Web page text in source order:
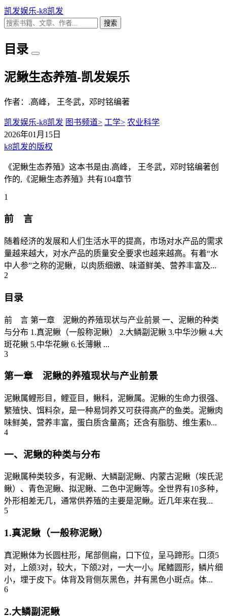
凯发娱乐-k8凯发
搜索
目录
泥鳅生态养殖-凯发娱乐
作者：.高峰， 王冬武，邓时铭编著
凯发娱乐-k8凯发 图书频道> 工学> 农业科学
2026年01月15日
k8凯发的版权
《泥鳅生态养殖》这本书是由.高峰， 王冬武，邓时铭编著创
作的,《泥鳅生态养殖》共有104章节
1
前 言
随着经济的发展和人们生活水平的提高，市场对水产品的需求
量越来越大，对水产品的质量安全要求也越来越高。有着“水
中人参”之称的泥鳅，以肉质细嫩、味道鲜美、营养丰富及...
2
目录
前 言 第一章 泥鳅的养殖现状与产业前景 一、泥鳅的种类
与分布 1.真泥鳅（一般称泥鳅） 2.大鳞副泥鳅 3.中华沙鳅 4.大
斑花鳅 5.中华花鳅 6.长薄鳅 ...
3
第一章 泥鳅的养殖现状与产业前景
泥鳅属鲤形目，鲤亚目，鳅科，泥鳅属。泥鳅的生命力很强、
繁殖快、饵料杂，是一种易饲养又可获得高产的鱼类。泥鳅肉
味鲜美，营养丰富，蛋白质含量高；还含有脂肪、维生素b...
4
一、泥鳅的种类与分布
泥鳅属种类较多，有泥鳅、大鳞副泥鳅、内蒙古泥鳅（埃氏泥
鳅）、青色泥鳅、拟泥鳅、二色中泥鳅等。全世界有10多种，
外形相差无几，通常供养殖的主要是泥鳅。近几年来在我...
5
1.真泥鳅（一般称泥鳅）
真泥鳅体为长圆柱形，尾部侧扁，口下位，呈马蹄形。口须5
对，上颌3对，较大，下颌2对，一大一小。尾鳍圆形，鳞片细
小，埋于皮下。体背及背侧灰黑色，并有黑色小斑点。体...
6
2.大鳞副泥鳅